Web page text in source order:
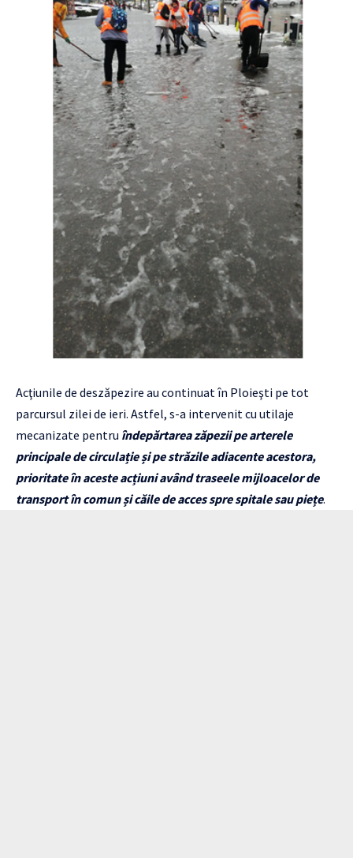
Acţiunile de deszăpezire au continuat în Ploieşti pe tot
parcursul zilei de ieri. Astfel, s-a intervenit cu utilaje
mecanizate pentru îndepărtarea zăpezii pe arterele
principale de circulație și pe străzile adiacente acestora,
prioritate în aceste acțiuni având traseele mijloacelor de
transport în comun și căile de acces spre spitale sau piețe.